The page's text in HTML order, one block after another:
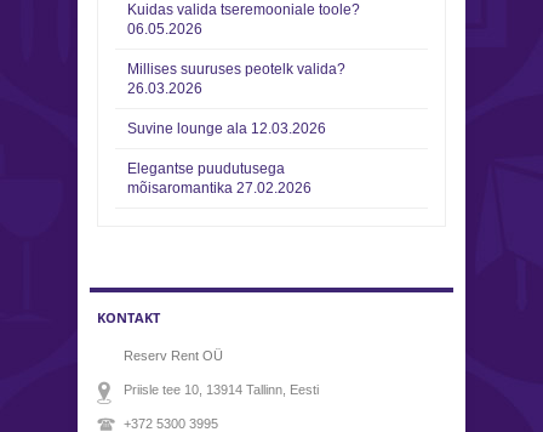
Kuidas valida tseremooniale toole?
06.05.2026
Millises suuruses peotelk valida?
26.03.2026
Suvine lounge ala 12.03.2026
Elegantse puudutusega
mõisaromantika 27.02.2026
KONTAKT
Reserv Rent OÜ
Priisle tee 10, 13914 Tallinn , Eesti
+372 5300 3995